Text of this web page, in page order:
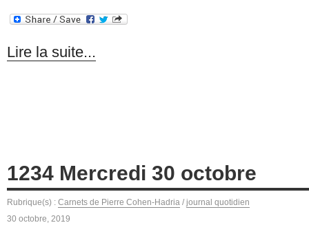
Lire la suite...
1234 Mercredi 30 octobre
Rubrique(s) : Carnets de Pierre Cohen-Hadria / journal quotidien
30 octobre, 2019